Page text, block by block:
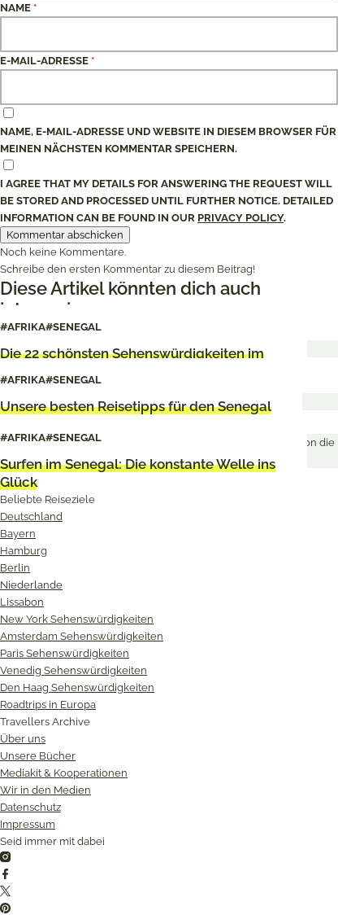
NAME *
E-MAIL-ADRESSE *
NAME, E-MAIL-ADRESSE UND WEBSITE IN DIESEM BROWSER FÜR
MEINEN NÄCHSTEN KOMMENTAR SPEICHERN.
I AGREE THAT MY DETAILS FOR ANSWERING THE REQUEST WILL
BE STORED AND PROCESSED UNTIL FURTHER NOTICE. DETAILED
INFORMATION CAN BE FOUND IN OUR PRIVACY POLICY.
Noch keine Kommentare.
Schreibe den ersten Kommentar zu diesem Beitrag!
Diese Artikel könnten dich auch
interessieren
#AFRIKA#SENEGAL
Die 22 schönsten Sehenswürdigkeiten im
#AFRIKA#SENEGAL
Unsere besten Reisetipps für den Senegal
#AFRIKA#SENEGAL
Surfen im Senegal: Die konstante Welle ins
Glück
Beliebte Reiseziele
Deutschland
Bayern
Hamburg
Berlin
Niederlande
Lissabon
New York Sehenswürdigkeiten
Amsterdam Sehenswürdigkeiten
Paris Sehenswürdigkeiten
Venedig Sehenswürdigkeiten
Den Haag Sehenswürdigkeiten
Roadtrips in Europa
Travellers Archive
Über uns
Unsere Bücher
Mediakit & Kooperationen
Wir in den Medien
Datenschutz
Impressum
Seid immer mit dabei
Instagram
Twitter
Pinterest